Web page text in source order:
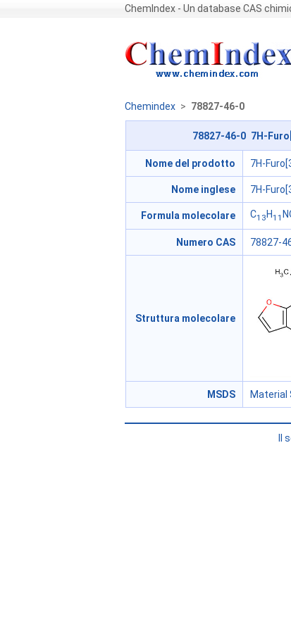
ChemIndex - Un database CAS
Chemindex > 78827-46-0
78827-46-0 7H-
Nome del prodotto 7H-
Nome inglese 7H-
Formula molecolare C13 H11
Numero CAS 78827-
Struttura molecolare
MSDS Material
Il